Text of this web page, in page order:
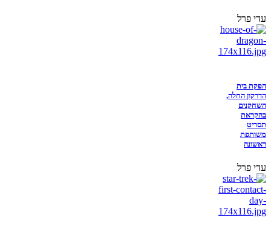
עדי פרל
הפקת בית
הדרקון החלה,
השחקנים
בהקראת
תסריט
משותפת
ראשונה
עדי פרל